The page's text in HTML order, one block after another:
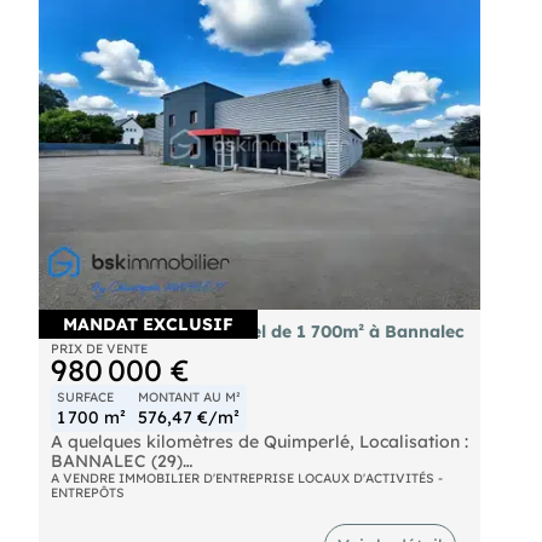
de parking constructible d'une superficie de plus
de 3300 m². Point centrale Concarneau,
Troyalarch, Quimper. Voie express à 10 minutes.
Pour un complément d'informations, merci de
contacter l'agence ouestaire de .
MANDAT EXCLUSIF
Vente bâtiment industriel de 1 700m² à Bannalec
PRIX DE VENTE
980 000 €
SURFACE
1 700 m²
MONTANT AU M²
576,47 €/m²
A quelques kilomètres de Quimperlé, Localisation :
BANNALEC (29)
Nous vous proposons à la vente un ensemble
A VENDRE IMMOBILIER D'ENTREPRISE LOCAUX D'ACTIVITÉS -
ENTREPÔTS